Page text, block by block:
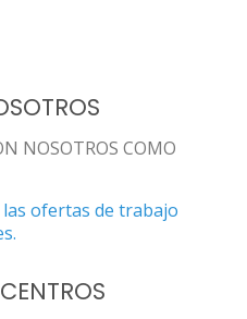
NOSOTROS COMO
ofertas de trabajo